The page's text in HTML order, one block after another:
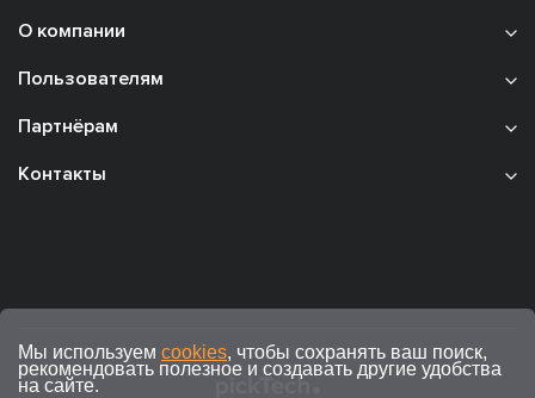
О компании
Пользователям
Партнёрам
Контакты
Мы используем cookies, чтобы сохранять ваш поиск,
рекомендовать полезное и создавать другие удобства
на сайте.